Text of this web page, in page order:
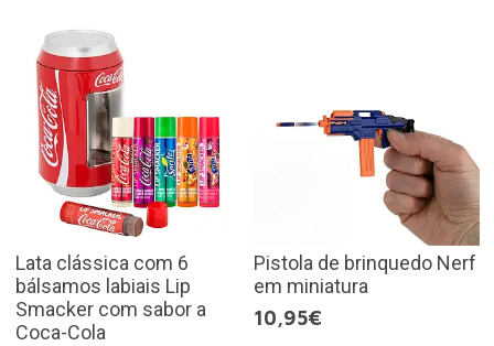
Lata clássica com 6
bálsamos labiais Lip
Smacker com sabor a
Coca-Cola
Pistola de brinquedo Nerf
em miniatura
10,95€